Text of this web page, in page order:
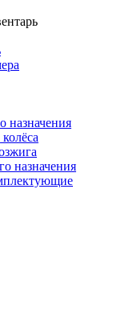
назначения
назначения